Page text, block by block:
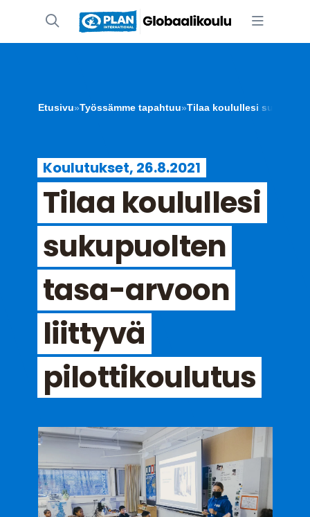
Etusivu»Työssämme tapahtuu»Tilaa koulullesi
Koulutukset, 26.8.2021
Tilaa koulullesi
sukupuolten
tasa-arvoon
liittyvä
pilottikoulutus